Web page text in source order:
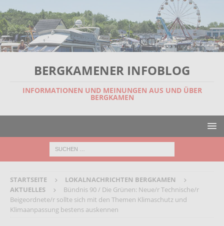
BERGKAMENER INFOBLOG
INFORMATIONEN UND MEINUNGEN AUS UND ÜBER
BERGKAMEN
STARTSEITE
LOKALNACHRICHTEN BERGKAMEN
AKTUELLES
Bündnis 90 / Die Grünen: Neue/r Technische/r
Beigeordnete/r sollte sich mit den Themen Klimaschutz und
Klimaanpassung bestens auskennen